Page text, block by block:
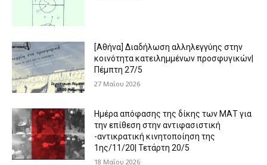
[Αθήνα] Διαδήλωση αλληλεγγύης στην
κοινότητα κατειλημμένων προσφυγικών|
Πέμπτη 27/5
27 Μαΐου 2026
Ημέρα απόφασης της δίκης των ΜΑΤ για
την επίθεση στην αντιφασιστική
-αντικρατική κινητοποίηση της
1ης/11/20| Τετάρτη 20/5
18 Μαΐου 2026